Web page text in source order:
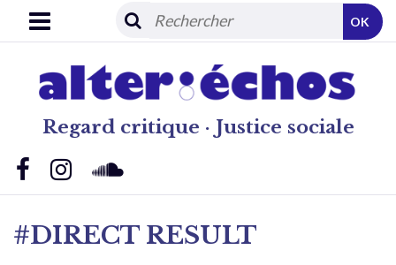
Regard critique · Justice sociale
OK
#DIRECT RESULT